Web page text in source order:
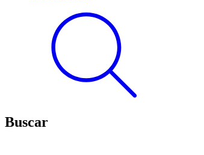
Buscar